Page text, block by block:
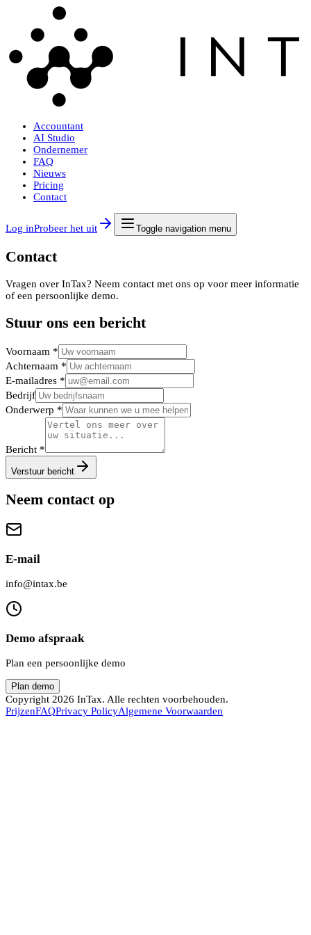
Accountant
AI Studio
Ondernemer
FAQ
Nieuws
Pricing
Contact
Log inProbeer het uit Toggle navigation menu
Contact
Vragen over InTax? Neem contact met ons op voor meer informatie
of een persoonlijke demo.
Stuur ons een bericht
Voornaam *
Achternaam *
E-mailadres *
Bedrijf
Onderwerp *
Bericht *
Verstuur bericht
Neem contact op
E-mail
info@intax.be
Demo afspraak
Plan een persoonlijke demo
Plan demo
Copyright 2026 InTax. Alle rechten voorbehouden.
PrijzenFAQPrivacy PolicyAlgemene Voorwaarden